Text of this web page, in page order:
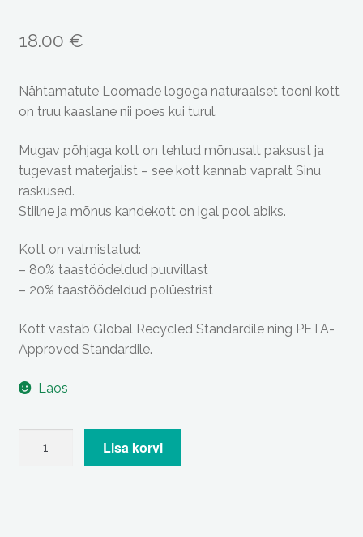
18.00 €
Nähtamatute Loomade logoga naturaalset tooni kott
on truu kaaslane nii poes kui turul.
Mugav põhjaga kott on tehtud mõnusalt paksust ja
tugevast materjalist – see kott kannab vapralt Sinu
raskused.
Stiilne ja mõnus kandekott on igal pool abiks.
Kott on valmistatud:
– 80% taastöödeldud puuvillast
– 20% taastöödeldud polüestrist
Kott vastab Global Recycled Standardile ning PETA-
Approved Standardile.
Laos
Lisa korvi